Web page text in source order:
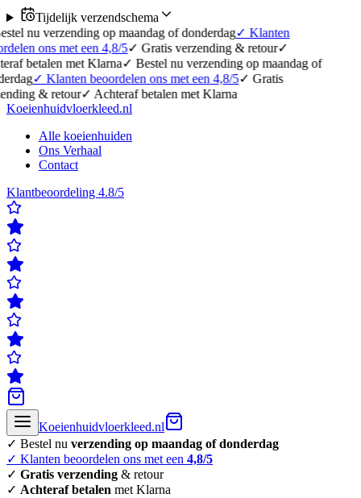
Tijdelijk verzendschema
op maandag of donderdag✓Klanten
een 4,8/5✓Gratis verzending & retour✓
met Klarna✓Bestel nu verzending op maandag of
beoordelen ons met een 4,8/5✓Gratis
✓ Achteraf betalen met Klarna
Koeienhuidvloerkleed.nl
Alle koeienhuiden
Ons Verhaal
Contact
Klantbeoordeling 4.8/5
Koeienhuidvloerkleed.nl
✓ Bestel nu verzending op maandag of donderdag
✓ Klanten beoordelen ons met een 4,8/5
✓ Gratis verzending & retour
✓ Achteraf betalen met Klarna